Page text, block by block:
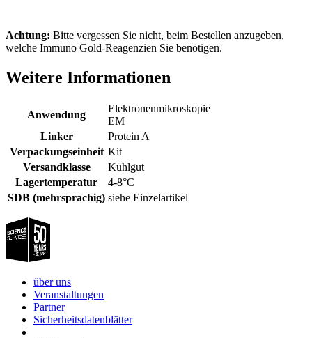
Achtung: Bitte vergessen Sie nicht, beim Bestellen anzugeben,
welche Immuno Gold-Reagenzien Sie benötigen.
Weitere Informationen
Anwendung
Elektronenmikroskopie
EM
Linker
Protein A
Verpackungseinheit Kit
Versandklasse
Kühlgut
Lagertemperatur
4-8°C
SDB (mehrsprachig) siehe Einzelartikel
über uns
Veranstaltungen
Partner
Sicherheitsdatenblätter